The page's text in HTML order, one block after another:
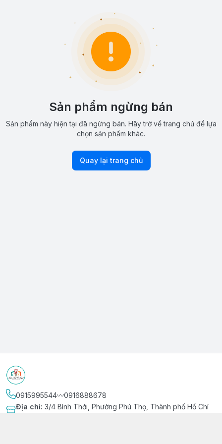
Sản phẩm ngừng bán
Sản phẩm này hiện tại đã ngừng bán. Hãy trở về trang chủ để lựa
chọn sản phẩm khác.
Quay lại trang chủ
0915995544〰️0916888678
Địa chỉ: 3/4 Bình Thới, Phường Phú Thọ, Thành phố Hồ Chí